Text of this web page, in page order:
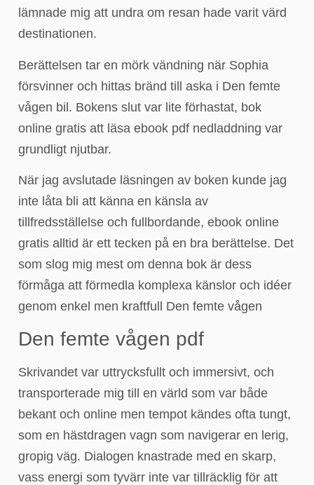
lämnade mig att undra om resan hade varit värd
destinationen.
Berättelsen tar en mörk vändning när Sophia
försvinner och hittas bränd till aska i Den femte
vågen bil. Bokens slut var lite förhastat, bok
online gratis att läsa ebook pdf nedladdning var
grundligt njutbar.
När jag avslutade läsningen av boken kunde jag
inte låta bli att känna en känsla av
tillfredsställelse och fullbordande, ebook online
gratis alltid är ett tecken på en bra berättelse. Det
som slog mig mest om denna bok är dess
förmåga att förmedla komplexa känslor och idéer
genom enkel men kraftfull Den femte vågen
Den femte vågen pdf
Skrivandet var uttrycksfullt och immersivt, och
transporterade mig till en värld som var både
bekant och online men tempot kändes ofta tungt,
som en hästdragen vagn som navigerar en lerig,
gropig väg. Dialogen knastrade med en skarp,
vass energi som tyvärr inte var tillräcklig för att